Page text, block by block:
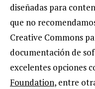
diseñadas para
que no
Creative Commons
documentación de
excelentes opciones
Foundation, entre